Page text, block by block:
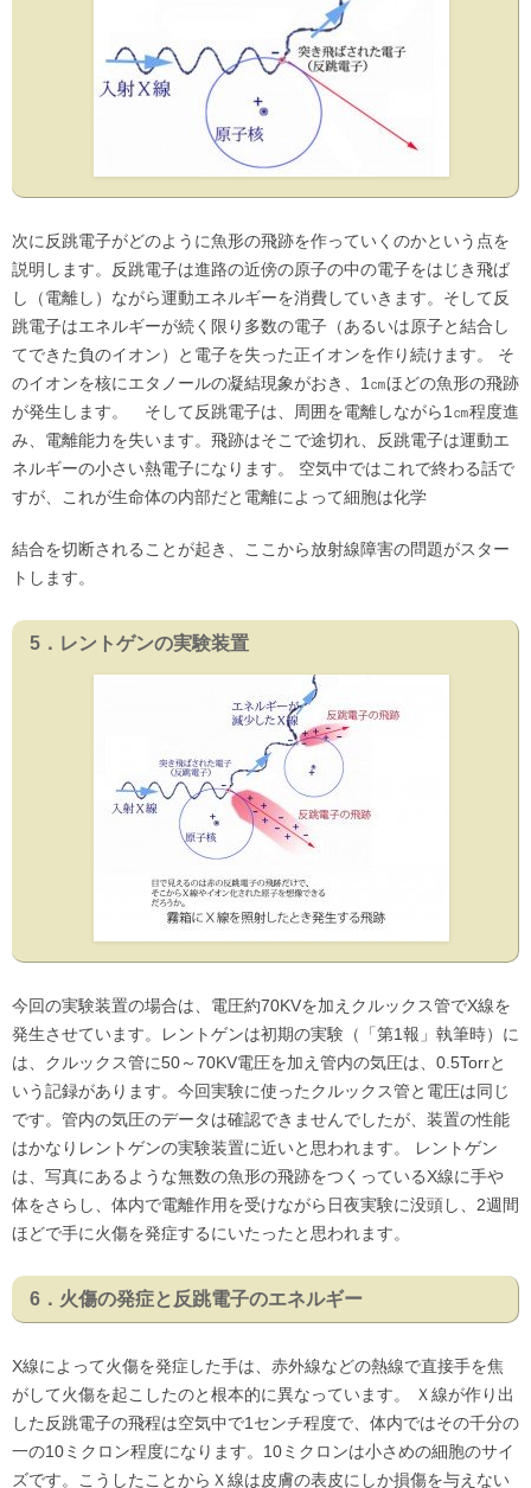
次に反跳電子がどのように魚形の飛跡を作っていくのかという点を
説明します。反跳電子は進路の近傍の原子の中の電子をはじき飛ば
し（電離し）ながら運動エネルギーを消費していきます。そして反
跳電子はエネルギーが続く限り多数の電子（あるいは原子と結合し
てできた負のイオン）と電子を失った正イオンを作り続けます。 そ
のイオンを核にエタノールの凝結現象がおき、1㎝ほどの魚形の飛跡
が発生します。 そして反跳電子は、周囲を電離しながら1㎝程度進
み、電離能力を失います。飛跡はそこで途切れ、反跳電子は運動エ
ネルギーの小さい熱電子になります。 空気中ではこれで終わる話で
すが、これが生命体の内部だと電離によって細胞は化学
結合を切断されることが起き、ここから放射線障害の問題がスター
トします。
5．レントゲンの実験装置
今回の実験装置の場合は、電圧約70KVを加えクルックス管でX線を
発生させています。レントゲンは初期の実験（「第1報」執筆時）に
は、クルックス管に50～70KV電圧を加え管内の気圧は、0.5Torrと
いう記録があります。今回実験に使ったクルックス管と電圧は同じ
です。管内の気圧のデータは確認できませんでしたが、装置の性能
はかなりレントゲンの実験装置に近いと思われます。 レントゲン
は、写真にあるような無数の魚形の飛跡をつくっているX線に手や
体をさらし、体内で電離作用を受けながら日夜実験に没頭し、2週間
ほどで手に火傷を発症するにいたったと思われます。
6．火傷の発症と反跳電子のエネルギー
X線によって火傷を発症した手は、赤外線などの熱線で直接手を焦
がして火傷を起こしたのと根本的に異なっています。 Ｘ線が作り出
した反跳電子の飛程は空気中で1センチ程度で、体内ではその千分の
一の10ミクロン程度になります。10ミクロンは小さめの細胞のサイ
ズです。こうしたことからＸ線は皮膚の表皮にしか損傷を与えない